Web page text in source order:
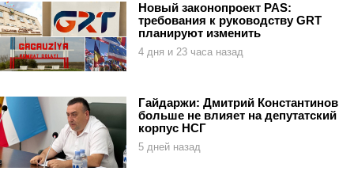
Новый законопроект PAS:
требования к руководству GRT
планируют изменить
4 дня и 23 часа назад
Гайдаржи: Дмитрий Константинов
больше не влияет на депутатский
корпус НСГ
5 дней назад